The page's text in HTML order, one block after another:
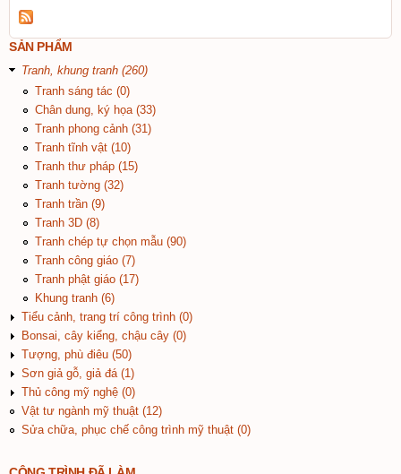
SẢN PHẨM
Tranh, khung tranh (260)
Tranh sáng tác (0)
Chân dung, ký họa (33)
Tranh phong cảnh (31)
Tranh tĩnh vật (10)
Tranh thư pháp (15)
Tranh tường (32)
Tranh trần (9)
Tranh 3D (8)
Tranh chép tự chọn mẫu (90)
Tranh công giáo (7)
Tranh phật giáo (17)
Khung tranh (6)
Tiểu cảnh, trang trí công trình (0)
Bonsai, cây kiểng, chậu cây (0)
Tượng, phù điêu (50)
Sơn giả gỗ, giả đá (1)
Thủ công mỹ nghệ (0)
Vật tư ngành mỹ thuật (12)
Sửa chữa, phục chế công trình mỹ thuật (0)